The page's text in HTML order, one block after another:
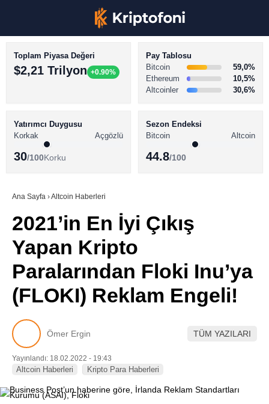
Youtube
BİTCOİN HABERLERİ
ALTCOİN HABERLERİ
SÖZLÜK
Toplam Piyasa Değeri
$2,21 Trilyon +0.90%
Pay Tablosu
Bitcoin
59,0%
Ethereum
10,5%
Altcoinler
30,6%
Yatırımcı Duygusu
Korkak
Açgözlü
30/100Korku
Sezon Endeksi
Bitcoin
Altcoin
44.8/100
Ana Sayfa ›Altcoin Haberleri
2021’in En İyi Çıkış
Yapan Kripto
Paralarından Floki Inu’ya
(FLOKI) Reklam Engeli!
Ömer Ergin TÜM YAZILARI
Yayınlandı: 18.02.2022 - 19:43
Altcoin Haberleri Kripto Para Haberleri